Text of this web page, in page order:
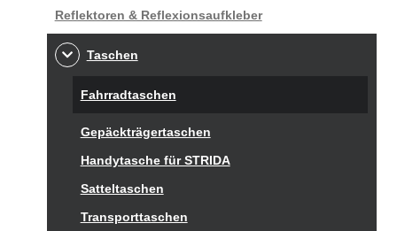
Reflektoren & Reflexionsaufkleber
Taschen
Fahrradtaschen
Gepäckträgertaschen
Handytasche für STRIDA
Satteltaschen
Transporttaschen